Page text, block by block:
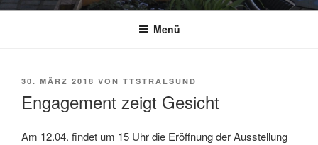
Menü
VERÖFFENTLICHT
30. MÄRZ 2018 VON TTSTRALSUND
Engagement zeigt Gesicht
Am 12.04. findet um 15 Uhr die Eröffnung der Ausstellung